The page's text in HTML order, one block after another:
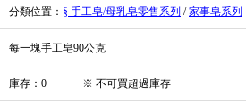
分類位置 ： § 手工皂/母乳皂零售系列 /家事皂系列
每一塊手工皂90公克
庫存 ： 0 ※ 不可買超過庫存